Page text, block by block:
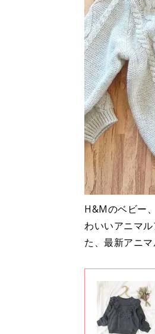
H&Mのベビー
わいいアニマ
た、最新アニ